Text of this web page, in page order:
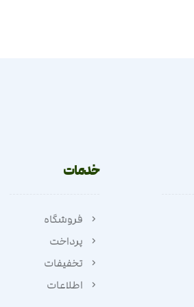
خدمات
فروشگاه
پرداخت
تخفیفات
اطلاعات